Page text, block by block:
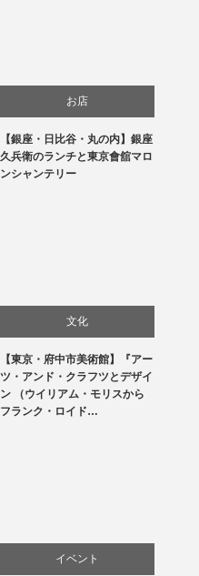
お店
食べ物
【銀座・日比谷・丸の内】銀座
久兵衛のランチと東京會舘マロ
ンシャンテリー
文化
美術展・美術館・博物館巡り
【東京・府中市美術館】『アー
ツ・アンド・クラフツとデザイ
ン （ウイリアム・モリスから
フランク・ロイド…
イベント